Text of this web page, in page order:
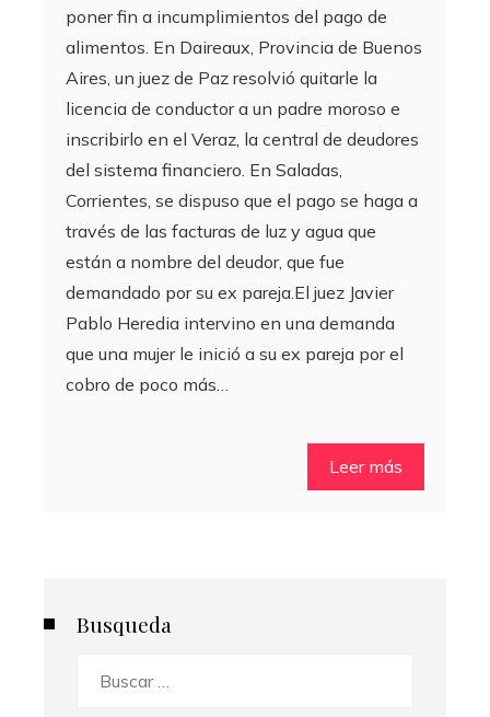
poner fin a incumplimientos del pago de
alimentos. En Daireaux, Provincia de Buenos
Aires, un juez de Paz resolvió quitarle la
licencia de conductor a un padre moroso e
inscribirlo en el Veraz, la central de deudores
del sistema financiero. En Saladas,
Corrientes, se dispuso que el pago se haga a
través de las facturas de luz y agua que
están a nombre del deudor, que fue
demandado por su ex pareja.El juez Javier
Pablo Heredia intervino en una demanda
que una mujer le inició a su ex pareja por el
cobro de poco más…
Leer más
Busqueda